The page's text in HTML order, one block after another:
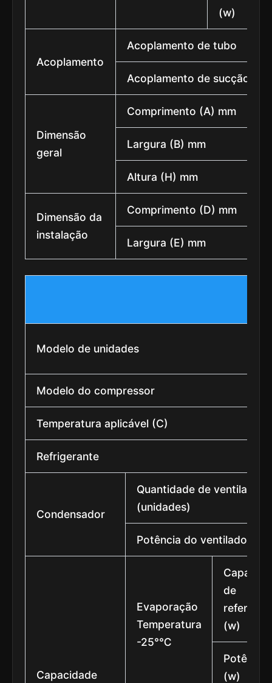
(w)
Acoplamento
Acoplamento de tubo
Acoplamento de sucção
Dimensão
geral
Comprimento (A) mm
Largura (B) mm
Altura (H) mm
Dimensão da
instalação
Comprimento (D) mm
Largura (E) mm
Modelo de unidades
Modelo do compressor
Temperatura aplicável (C)
Refrigerante
Condensador
Quantidade de
(unidades)
Potência do ventilador (w)
Capacidade
Evaporação
Temperatura
-25°℃
de
(w)
Potência
(w)